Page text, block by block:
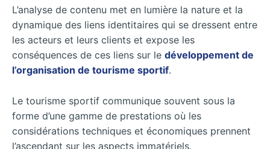
L’analyse de contenu met en lumière la nature et la
dynamique des liens identitaires qui se dressent entre
les acteurs et leurs clients et expose les
conséquences de ces liens sur le développement de
l’organisation de tourisme sportif.
Le tourisme sportif communique souvent sous la
forme d’une gamme de prestations où les
considérations techniques et économiques prennent
l’ascendant sur les aspects immatériels.